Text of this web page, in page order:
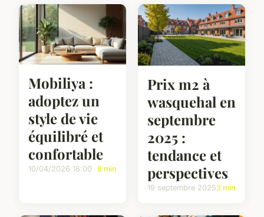
Mobiliya :
adoptez un
style de vie
équilibré et
confortable
10/04/2026 16:00 8 min
Prix m2 à
wasquehal en
septembre
2025 :
tendance et
perspectives
19 septembre 20253 min